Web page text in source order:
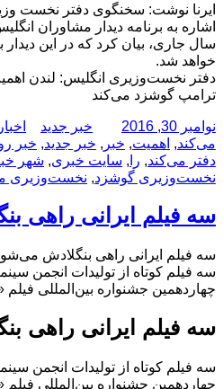
ایرنا نوشت: سخنگوی دفتر نخست
اشاره به برنامه دیدار مشاوران
سال جاری، بیان کرد که در این دیدار
خواهد شد.
دفتر نخست‌وزیری انگلیس: لندن
ترامپ گوشزد می‌کند
ارسال
شده
در
نوامبر 30, 2016 نویسنده
دسته‌ها
خبر جدید اخبار
می‌کند, اهمیت, خبر , خبر جدید, خبر
دفتر می‌کند, را , سایت خبری, شهر
نخست‌وزیری گوشزد, نخست‌وزیری
سه فیلم ایرانی راهی
سه فیلم ایرانی راهی بنگلادش
سه فیلم کوتاه از تولیدات انجمن
چهاردهمین جشنواره بین‌المللی فیلم
سه فیلم ایرانی راهی
سه فیلم کوتاه از تولیدات انجمن
چهاردهمین جشنواره بین‌المللی فیلم